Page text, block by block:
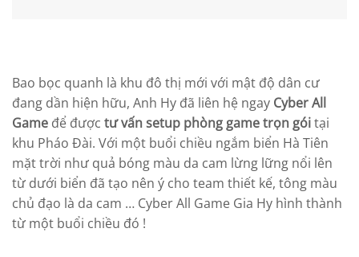
Bao bọc quanh là khu đô thị mới với mật độ dân cư
đang dần hiện hữu, Anh Hy đã liên hệ ngay Cyber All
Game để được tư vấn setup phòng game trọn góitại
khu Pháo Đài. Với một buổi chiều ngắm biển Hà Tiên
mặt trời như quả bóng màu da cam lừng lững nổi lên
từ dưới biển đã tạo nên ý cho team thiết kế, tông màu
chủ đạo là da cam … Cyber All Game Gia Hy hình thành
từ một buổi chiều đó !